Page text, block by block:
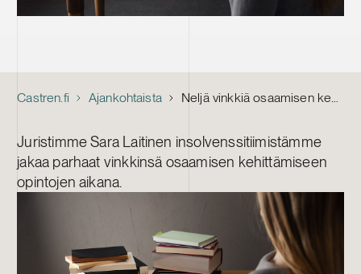
Castren.fi Ajankohtaista Neljä vinkkiä osaamisen kehittämiseen opintojen aikana
Juristimme Sara Laitinen insolvenssitiimistämme
jakaa parhaat vinkkinsä osaamisen kehittämiseen
opintojen aikana.